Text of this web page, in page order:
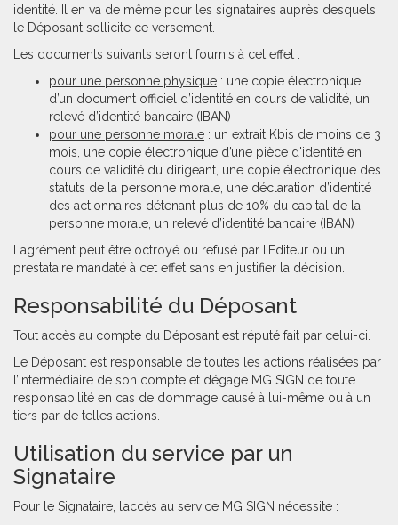
identité. Il en va de même pour les signataires auprès desquels
le Déposant sollicite ce versement.
Les documents suivants seront fournis à cet effet :
pour une personne physique : une copie électronique
d’un document officiel d’identité en cours de validité, un
relevé d’identité bancaire (IBAN)
pour une personne morale : un extrait Kbis de moins de 3
mois, une copie électronique d’une pièce d'identité en
cours de validité du dirigeant, une copie électronique des
statuts de la personne morale, une déclaration d’identité
des actionnaires détenant plus de 10% du capital de la
personne morale, un relevé d’identité bancaire (IBAN)
L’agrément peut être octroyé ou refusé par l’Editeur ou un
prestataire mandaté à cet effet sans en justifier la décision.
Responsabilité du Déposant
Tout accès au compte du Déposant est réputé fait par celui-ci.
Le Déposant est responsable de toutes les actions réalisées par
l’intermédiaire de son compte et dégage MG SIGN de toute
responsabilité en cas de dommage causé à lui-même ou à un
tiers par de telles actions.
Utilisation du service par un
Signataire
Pour le Signataire, l’accès au service MG SIGN nécessite :